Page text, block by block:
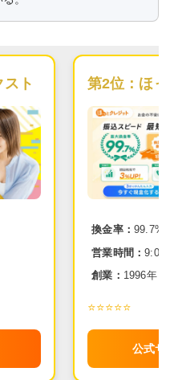
ト 第2位： ほっ
換金率： 99.7%
営業時間：
創業： 1996年
⭐️⭐️⭐️⭐️⭐️
公式サ